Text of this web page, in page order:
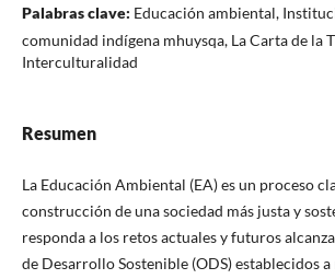
Palabras clave: Educación ambiental,
comunidad indígena mhuysqa, La Carta de la
Interculturalidad
Resumen
La Educación Ambiental (EA) es un proceso
construcción de una sociedad más justa y
responda a los retos actuales y futuros
de Desarrollo Sostenible (ODS) establecidos